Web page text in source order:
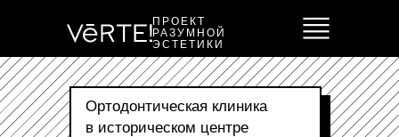
ПРОЕКТ
РАЗУМНОЙ
ЭСТЕТИКИ
Ортодонтическая клиника
в историческом центре